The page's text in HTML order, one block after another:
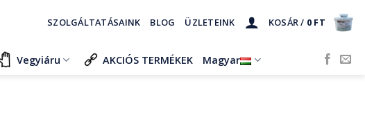
SZOLGÁLTATÁSAINK BLOG ÜZLETEINK KOSÁR / 0 FT
Vegyiáru AKCIÓS TERMÉKEK Magyar